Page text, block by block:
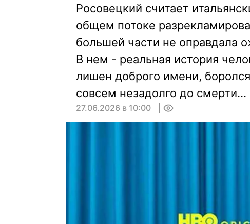
Росовецкий считает
общем потоке
большей части не оправдала
В нем - реальная история
лишен доброго имени,
совсем незадолго до смерти...
27.06.2026 в 10:00